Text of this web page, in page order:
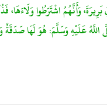
وَأَنَّهُمُ اشْتَرَطُوا وَلَاءَهَا،
اللَّهُ عَلَيْهِ وَسَلَّمَ: هُوَ لَهَا